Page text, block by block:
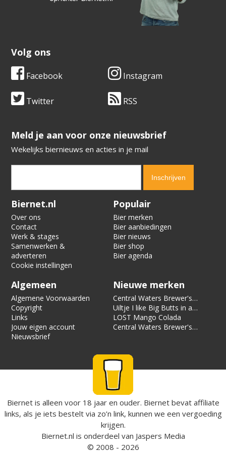
Volg ons
Facebook Instagram
Twitter RSS
​​​​​​​Meld je aan voor onze nieuwsbrief
Wekelijks biernieuws en acties in je mail
Verification code:
Biernet.nl
Over ons
Contact
Werk & stages
Samenwerken &
adverteren
Cookie instellingen
Populair
Bier merken
Bier aanbiedingen
Bier nieuws
Bier shop
Bier agenda
Algemeen
Algemene Voorwaarden
Copyright
Links
Jouw eigen account
Nieuwsbrief
Nieuwe merken
Central Waters Brewer's
Reserve Pecan Kringle
Stout
Uiltje I like Big Butts in a
Can of Limes
LOST Mango Colada
Central Waters Brewer's
Biernet is alleen voor 18 jaar en ouder. Biernet bevat affiliate
links, als je iets bestelt via zo’n link, kunnen we een vergoeding
krijgen.
Biernet.nl is onderdeel van Jaspers Media
© 2008 - 2026